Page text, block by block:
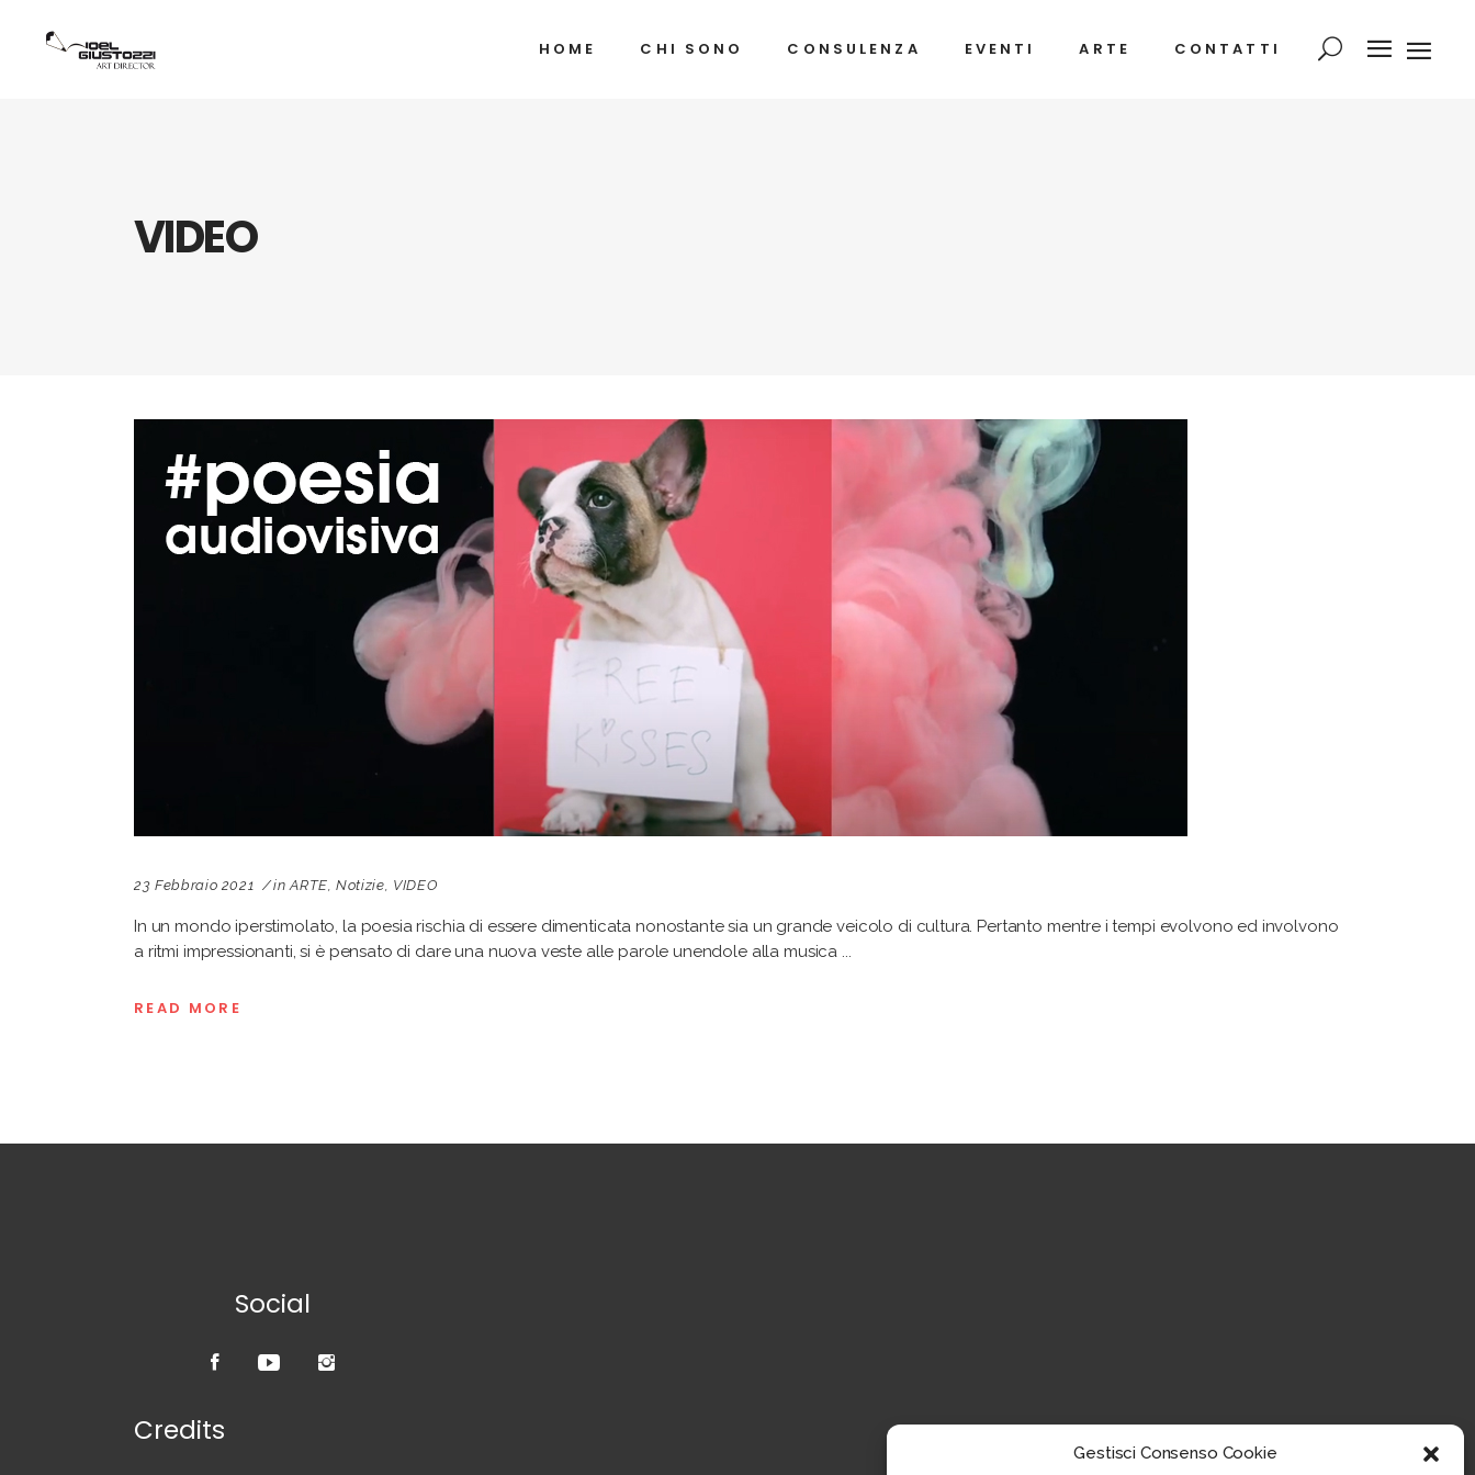
Gestisci Consenso Cookie
HOME CHI SONO CONSULENZA EVENTI ARTE CONTATTI
VIDEO
23 Febbraio 2021 in ARTE,Notizie, VIDEO
In un mondo iperstimolato, la poesia rischia di essere dimenticata nonostante sia un grande veicolo di cultura. Pertanto mentre i tempi evolvono ed involvono
a ritmi impressionanti, si è pensato di dare una nuova veste alle parole unendole alla musica
READ MORE
Social
Credits